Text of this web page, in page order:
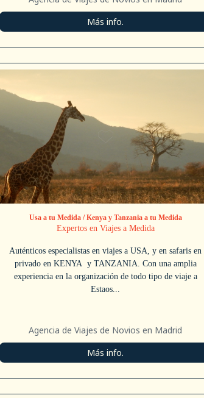
Más info.
Usa a tu Medida / Kenya y Tanzania a tu Medida
Expertos en Viajes a Medida
Auténticos especialistas en viajes a USA, y en safaris en
privado en KENYA y TANZANIA. Con una amplia
experiencia en la organización de todo tipo de viaje a
Estaos...
Agencia de Viajes de Novios en Madrid
Más info.